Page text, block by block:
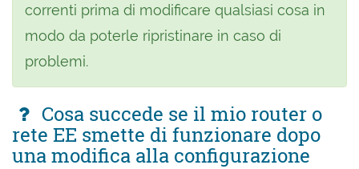
correnti prima di modificare qualsiasi cosa in
modo da poterle ripristinare in caso di
problemi.
Cosa succede se il mio router o
rete EE smette di funzionare dopo
una modifica alla configurazione